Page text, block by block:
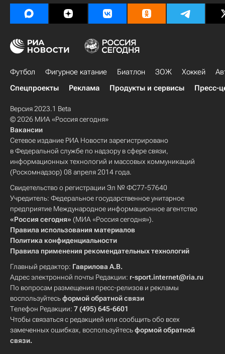
Футбол Фигурное катание Биатлон ЗОЖ Хоккей
Спецпроекты
Реклама Продукты и сервисы Пресс-
Версия 2023.1 Beta
© 2026 МИА «Россия сегодня»
Вакансии
Сетевое издание РИА Новости зарегистрировано
в Федеральной службе по надзору в сфере связи,
информационных технологий и массовых коммуникаций
(Роскомнадзор) 08 апреля 2014 года.
Свидетельство о регистрации Эл № ФС77-57640
Учредитель: Федеральное государственное унитарное
предприятие Международное информационное агентство
«Россия сегодня» (МИА «Россия сегодня»).
Правила использования материалов
Политика конфиденциальности
Правила применения рекомендательных технологий
Главный редактор: Гаврилова А.В.
Адрес электронной почты Редакции: r-sport.internet@ria.ru
По вопросам размещения пресс-релизов и рекламы
воспользуйтесьформой обратной связи
Телефон Редакции: 7 (495) 645-6601
Чтобы связаться с редакцией или сообщить обо всех
замеченных ошибках, воспользуйтесьформой обратной
связи.